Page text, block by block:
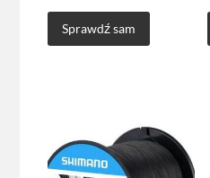
Sprawdź sam